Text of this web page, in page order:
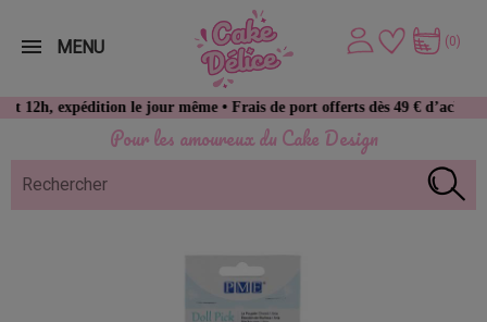
Pour les amoureux du Cake Design
expédition le jour même • Frais de port offerts dès 49 € d’achat
(0)
MENU